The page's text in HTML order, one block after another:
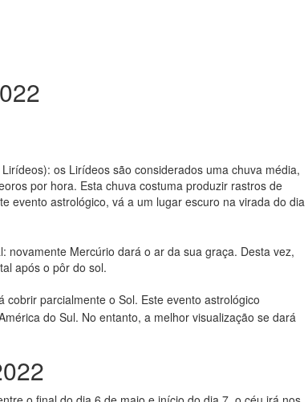
os Lirídeos são considerados uma chuva média,
por hora. Esta chuva costuma produzir rastros de
evento astrológico, vá a um lugar escuro na virada do dia
Mercúrio dará o ar da sua graça. Desta vez,
após o pôr do sol.
cobrir parcialmente o Sol. Este evento astrológico
do Sul. No entanto, a melhor visualização se dará